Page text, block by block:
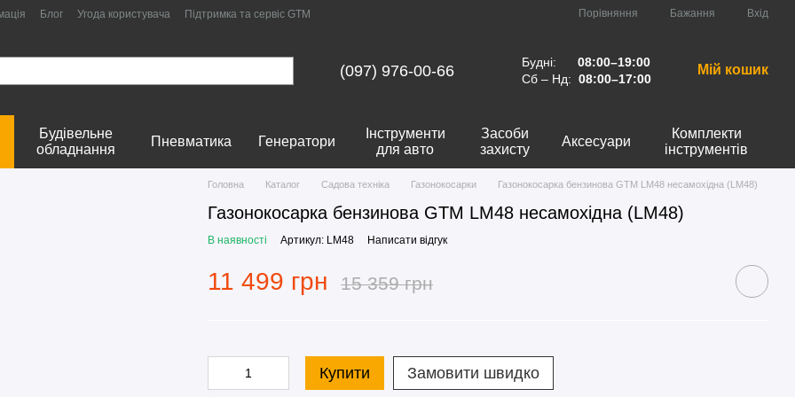
Блог Угода користувача Підтримка та сервіс GTM Порівняння Бажання Вхід
(097) 976-00-66 Будні:
08:00–19:00
Сб – Нд: 08:00–17:00
Мій кошик
Будівельне
обладнання
Пневматика Генератори
Інструменти
для авто
Засоби
захисту
Аксесуари
Комплекти
інструментів
Головна Каталог Садова техніка Газонокосарки Газонокосарка бензинова GTM LM48 несамохідна (LM48)
Газонокосарка бензинова GTM LM48 несамохідна (LM48)
В наявності Артикул: LM48 Написати відгук
11 499 грн 15 359 грн
Купити Замовити швидко